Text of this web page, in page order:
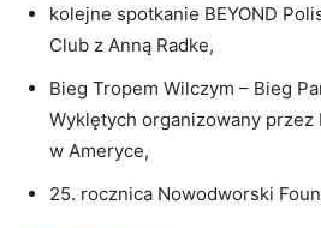
kolejne spotkanie BEYOND
Club z Anną Radke,
Bieg Tropem Wilczym – Bieg
Wyklętych organizowany przez
w Ameryce,
25. rocznica Nowodworski